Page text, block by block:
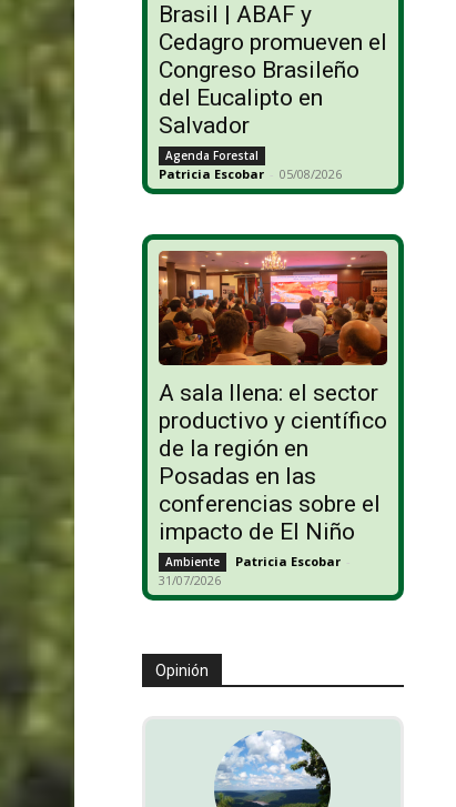
Brasil | ABAF y
Cedagro promueven el
Congreso Brasileño
del Eucalipto en
Salvador
Agenda Forestal
Patricia Escobar - 05/08/2026
A sala llena: el sector
productivo y científico
de la región en
Posadas en las
conferencias sobre el
impacto de El Niño
Ambiente Patricia Escobar -
31/07/2026
Opinión